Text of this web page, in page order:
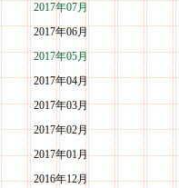
2017年07月
2017年06月
2017年05月
2017年04月
2017年03月
2017年02月
2017年01月
2016年12月